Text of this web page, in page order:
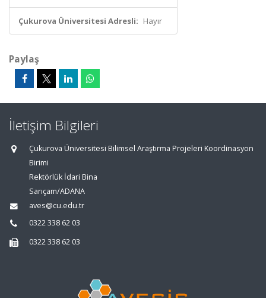
Çukurova Üniversitesi Adresli: Hayır
Paylaş
İletişim Bilgileri
Çukurova Üniversitesi Bilimsel Araştırma Projeleri Koordinasyon
Birimi
Rektörlük İdari Bina
Sarıçam/ADANA
aves@cu.edu.tr
0322 338 62 03
0322 338 62 03